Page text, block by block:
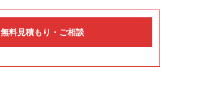
無料見積もり・ご相談